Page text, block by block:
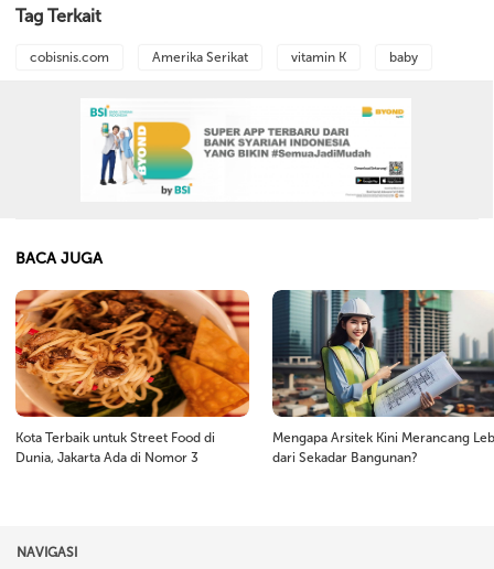
Tag Terkait
cobisnis.com Amerika Serikat vitamin K baby
BACA JUGA
Kota Terbaik untuk Street Food di
Dunia, Jakarta Ada di Nomor 3
Mengapa Arsitek Kini Merancang
dari Sekadar Bangunan?
NAVIGASI